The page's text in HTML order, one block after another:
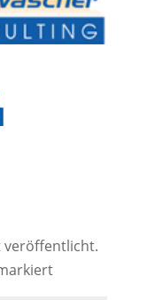
veröffentlicht.